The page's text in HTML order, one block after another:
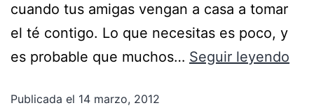
cuando tus amigas vengan a casa a tomar
el té contigo. Lo que necesitas es poco, y
es probable que muchos… Seguir leyendo
Publicada el 14 marzo, 2012